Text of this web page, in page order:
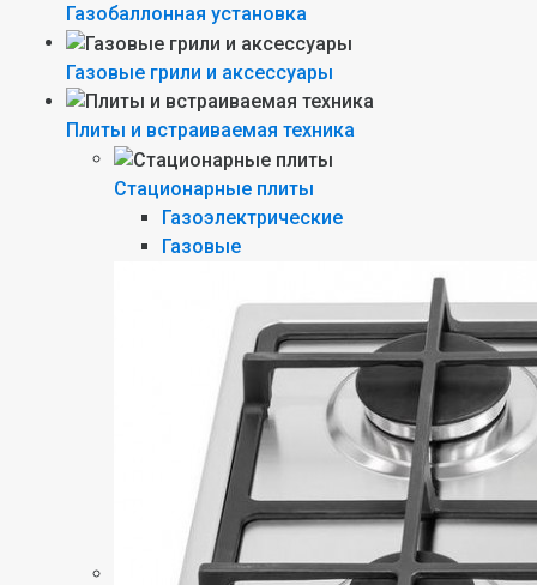
Газобаллонная установка
Газовые грили и аксессуары
Плиты и встраиваемая техника
Стационарные плиты
Газоэлектрические
Газовые